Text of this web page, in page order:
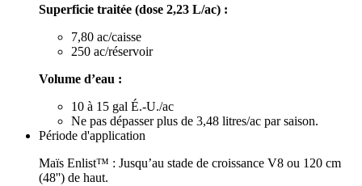
Superficie traitée (dose 2,23 L/ac) :
7,80 ac/caisse
250 ac/réservoir
Volume d’eau :
10 à 15 gal É.-U./ac
Ne pas dépasser plus de 3,48 litres/ac par saison.
Période d'application
Maïs Enlist™ : Jusqu’au stade de croissance V8 ou 120 cm
(48'') de haut.